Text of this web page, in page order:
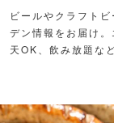
ビールやクラフト
デン情報をお届け
天OK、飲み放題な